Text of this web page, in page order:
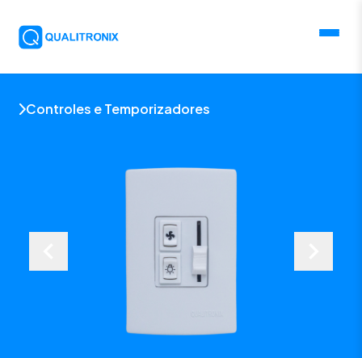
Controles e Temporizadores